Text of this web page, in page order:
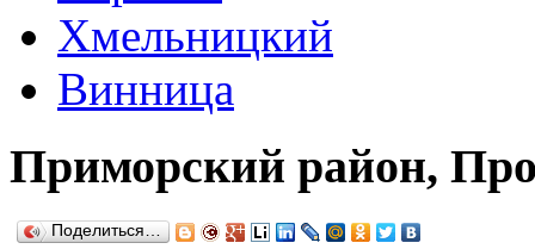
Хмельницкий
Винница
Приморский район,
Поделиться…